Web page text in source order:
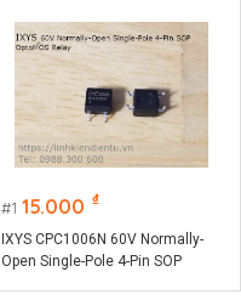
1 15.000 ₫
IXYS CPC1006N 60V Normally-
Open Single-Pole 4-Pin SOP